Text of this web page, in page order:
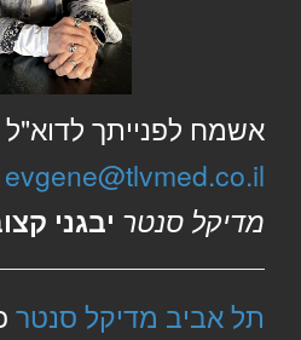
אשמח לפנייתך לדוא"ל
evgene@tlvmed.co.il
מדיקל סנטר יבגני
תל אביב מדיקל סנטר